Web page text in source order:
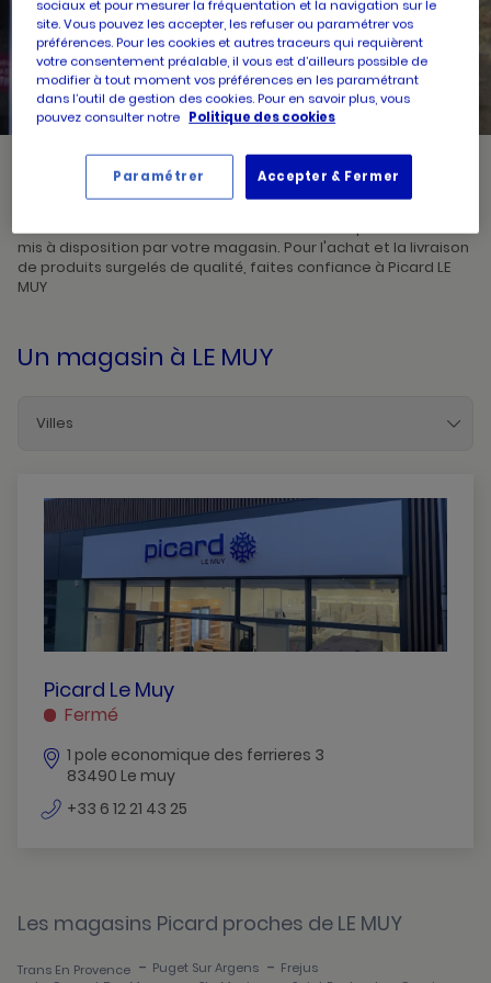
RECHERCHERUN
POINT
DE
VENTE
Picard, créateur de saveurs et commerçant de proximité, vous
connaissances des horaires d'ouverture ainsi que des services
mis à disposition par votre magasin. Pour l'achat et la livraison
de produits surgelés de qualité, faites confiance à Picard LE
MUY
Un magasin à LE MUY
Villes
Hyeres
La-Seyne-Sur-Mer
Le-Cannet-Des-Maures
Le-Lavandou
Montauroux
Ollioules
PICARD
LE
LE
MUY
Picard Le Muy
Fermé
1 pole economique des ferrieres 3
83490 Le muy
+33 6 12 21 43 25
Les magasins Picard proches de LE MUY
Trans En Provence - Puget Sur Argens - Frejus
sociaux et pour mesurer la fréquentation et la navigation sur le
site. Vous pouvez les accepter, les refuser ou paramétrer vos
préférences. Pour les cookies et autres traceurs qui requièrent
votre consentement préalable, il vous est d’ailleurs possible de
modifier à tout moment vos préférences en les paramétrant
dans l’outil de gestion des cookies. Pour en savoir plus, vous
pouvez consulter notre Politique des cookies
Accepter & Fermer
Paramétrer